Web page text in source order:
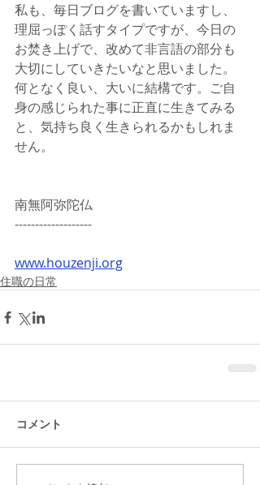
私も、毎日ブログを書いていますし、
理屈っぽく話すタイプですが、今日の
お焚き上げで、改めて非言語の部分も
大切にしていきたいなと思いました。
何となく良い、大いに結構です。ご自
身の感じられた事に正直に生きてみる
と、気持ち良く生きられるかもしれま
せん。
南無阿弥陀仏
-------------------
www.houzenji.org
住職の日常
コメント